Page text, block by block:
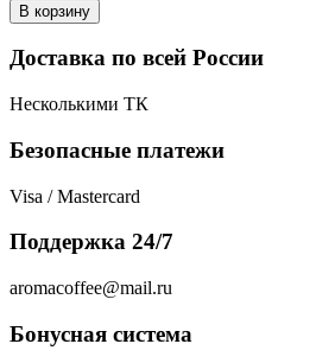
В корзину
Доставка по всей России
Несколькими ТК
Безопасные платежи
Visa / Mastercard
Поддержка 24/7
aromacoffee@mail.ru
Бонусная система